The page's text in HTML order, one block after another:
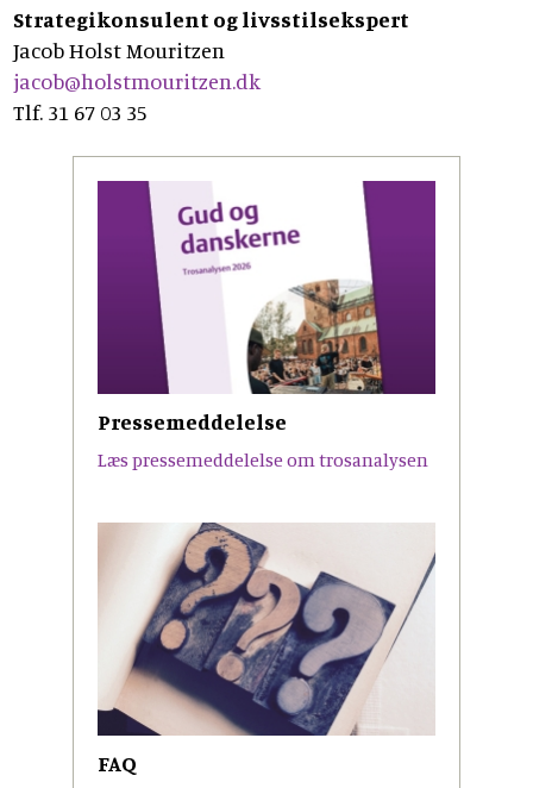
Strategikonsulent og livsstilsekspert
Jacob Holst Mouritzen
jacob@holstmouritzen.dk
Tlf. 31 67 03 35
Pressemeddelelse
Læs pressemeddelelse om trosanalysen
FAQ